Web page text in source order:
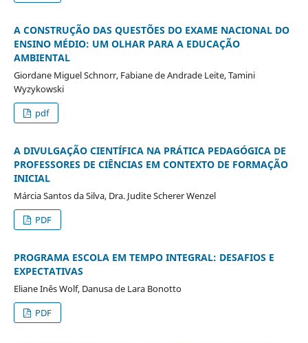
A CONSTRUÇÃO DAS QUESTÕES DO EXAME NACIONAL DO
ENSINO MÉDIO: UM OLHAR PARA A EDUCAÇÃO
AMBIENTAL
Giordane Miguel Schnorr, Fabiane de Andrade Leite, Tamini
Wyzykowski
pdf
A DIVULGAÇÃO CIENTÍFICA NA PRÁTICA PEDAGÓGICA DE
PROFESSORES DE CIÊNCIAS EM CONTEXTO DE FORMAÇÃO
INICIAL
Márcia Santos da Silva, Dra. Judite Scherer Wenzel
PDF
PROGRAMA ESCOLA EM TEMPO INTEGRAL: DESAFIOS E
EXPECTATIVAS
Eliane Inês Wolf, Danusa de Lara Bonotto
PDF